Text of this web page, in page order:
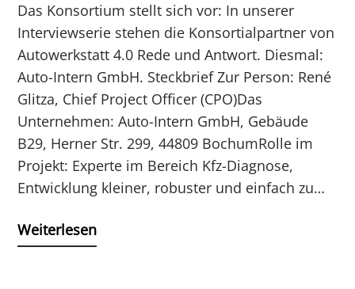
Das Konsortium stellt sich vor: In unserer
Interviewserie stehen die Konsortialpartner von
Autowerkstatt 4.0 Rede und Antwort. Diesmal:
Auto-Intern GmbH. Steckbrief Zur Person: René
Glitza, Chief Project Officer (CPO)Das
Unternehmen: Auto-Intern GmbH, Gebäude
B29, Herner Str. 299, 44809 BochumRolle im
Projekt: Experte im Bereich Kfz-Diagnose,
Entwicklung kleiner, robuster und einfach zu…
Weiterlesen